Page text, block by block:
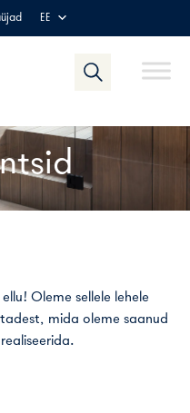
EE
Oleme sellele lehele
mida oleme saanud